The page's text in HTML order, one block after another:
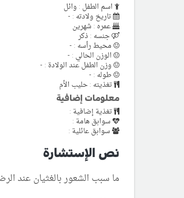
اسم الطفل : وائل
تاريخ ولادته : -
عمره : شهرين
جنسه : ذكر
محيط رأسه : -
الوزن الحالي : -
وزن الطفل عند الولادة : -
طوله : -
تغذيته : حليب الأم
معلومات إضافية
تغذية إضافية :
سوابق هامة :
سوابق عائلية :
نص الإستشارة
ما سبب الشعور بالغثيان عند